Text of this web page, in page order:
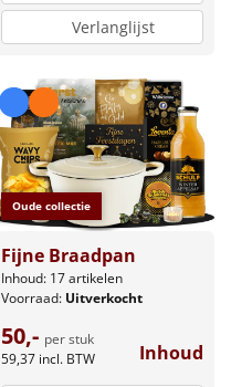
Verlanglijst
Oude collectie
Fijne Braadpan
Inhoud: 17 artikelen
Voorraad: Uitverkocht
50,- per stuk
59,37 incl. BTW Inhoud